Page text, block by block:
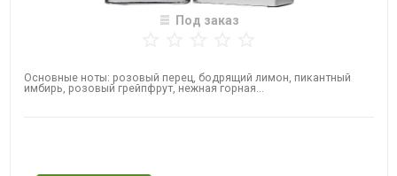
Под заказ
Основные ноты: розовый перец, бодрящий лимон, пикантный
имбирь, розовый грейпфрут, нежная горная...